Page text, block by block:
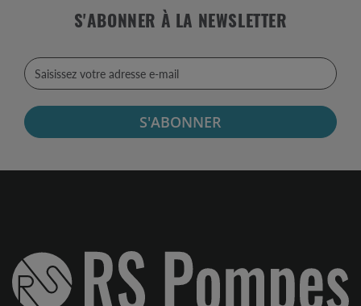
S'ABONNER À LA NEWSLETTER
S'ABONNER